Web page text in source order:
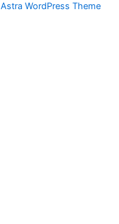
Astra WordPress Theme